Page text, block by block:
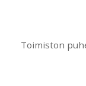
Toimiston